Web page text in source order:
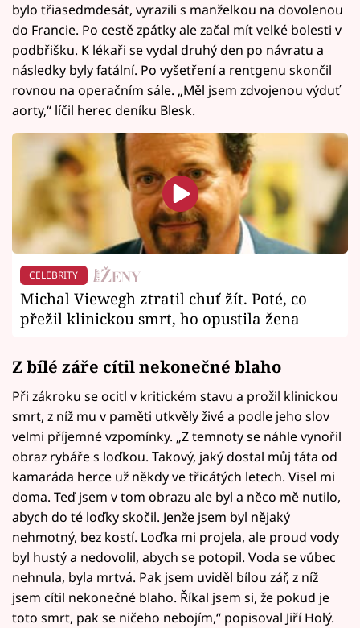
bylo třiasedmdesát, vyrazili s manželkou na dovolenou
do Francie. Po cestě zpátky ale začal mít velké bolesti v
podbřišku. K lékaři se vydal druhý den po návratu a
následky byly fatální. Po vyšetření a rentgenu skončil
rovnou na operačním sále. „Měl jsem zdvojenou výduť
aorty,“ líčil herec deníku Blesk.
CELEBRITY
Michal Viewegh ztratil chuť žít. Poté, co
přežil klinickou smrt, ho opustila žena
Z bílé záře cítil nekonečné blaho
Při zákroku se ocitl v kritickém stavu a prožil klinickou
smrt, z níž mu v paměti utkvěly živé a podle jeho slov
velmi příjemné vzpomínky. „Z temnoty se náhle vynořil
obraz rybáře s loďkou. Takový, jaký dostal můj táta od
kamaráda herce už někdy ve třicátých letech. Visel mi
doma. Teď jsem v tom obrazu ale byl a něco mě nutilo,
abych do té loďky skočil. Jenže jsem byl nějaký
nehmotný, bez kostí. Loďka mi projela, ale proud vody
byl hustý a nedovolil, abych se potopil. Voda se vůbec
nehnula, byla mrtvá. Pak jsem uviděl bílou zář, z níž
jsem cítil nekonečné blaho. Říkal jsem si, že pokud je
toto smrt, pak se ničeho nebojím,“ popisoval Jiří Holý.